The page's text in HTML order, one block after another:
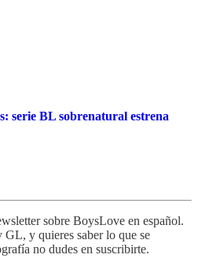
serie BL sobrenatural estrena
sobre BoysLove en español.
GL, y quieres saber lo que se
no dudes en suscribirte.